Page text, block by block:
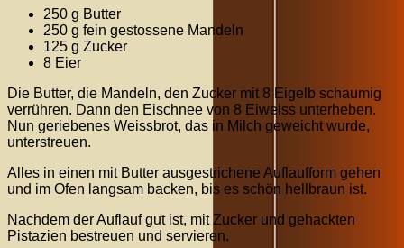
250 g Butter
250 g fein gestossene Mandeln
125 g Zucker
8 Eier
Die Butter, die Mandeln, den Zucker mit 8 Eigelb schaumig
verrühren. Dann den Eischnee von 8 Eiweiss unterheben.
Nun geriebenes Weissbrot, das in Milch geweicht wurde,
unterstreuen.
Alles in einen mit Butter ausgestrichene Auflaufform gehen
und im Ofen langsam backen, bis es schön hellbraun ist.
Nachdem der Auflauf gut ist, mit Zucker und gehackten
Pistazien bestreuen und servieren.